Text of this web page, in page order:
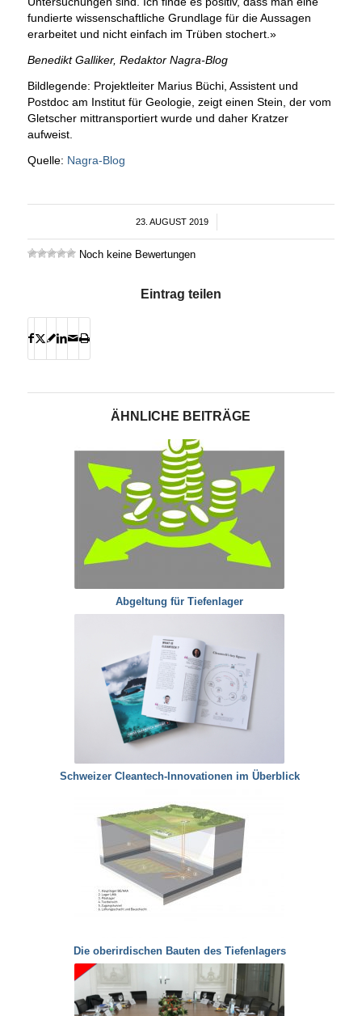
fundierte wissenschaftliche Grundlage für die Aussagen
erarbeitet und nicht einfach im Trüben stochert.»
Benedikt Galliker, Redaktor Nagra-Blog
Bildlegende: Projektleiter Marius Büchi, Assistent und
Postdoc am Institut für Geologie, zeigt einen Stein, der vom
Gletscher mittransportiert wurde und daher Kratzer
aufweist.
Quelle: Nagra-Blog
23. AUGUST 2019
/
Noch keine Bewertungen
Eintrag teilen
ÄHNLICHE BEITRÄGE
Abgeltung für Tiefenlager
Schweizer Cleantech-Innovationen im Überblick
Die oberirdischen Bauten des Tiefenlagers